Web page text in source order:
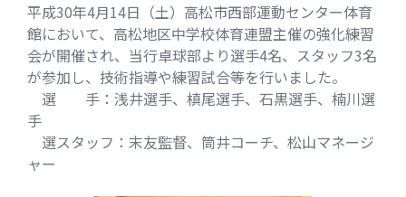
平成30年4月14日（土）高松市西部運動センター体育
館において、高松地区中学校体育連盟主催の強化練習
会が開催され、当行卓球部より選手4名、スタッフ3名
が参加し、技術指導や練習試合等を行いました。
選 手：浅井選手、槙尾選手、石黒選手、楠川選
手
選スタッフ：末友監督、筒井コーチ、松山マネージ
ャー